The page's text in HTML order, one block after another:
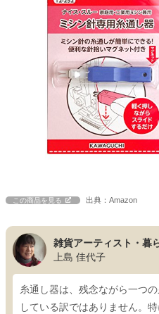
この商品を見る 出典：Amazon
雑貨アーティスト・暮
上島 佳代子
糸通し器は、残念ながら一つ
している訳ではありません。